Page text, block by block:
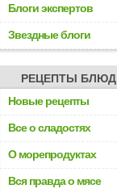
Блоги экспертов
Звездные блоги
РЕЦЕПТЫ БЛЮД
Новые рецепты
Все о сладостях
О морепродуктах
Вся правда о мясе